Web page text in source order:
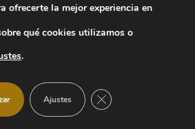
Agenda semanal del 16 al 21
ofrecerte la mejor experiencia en
qué cookies utilizamos o
.
Ajustes CERRAR EL